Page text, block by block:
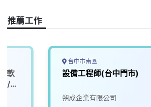
o
k
n
k
推薦工作
軟
台中市南區
設備工程師(台中門市)
朔成企業有限公司